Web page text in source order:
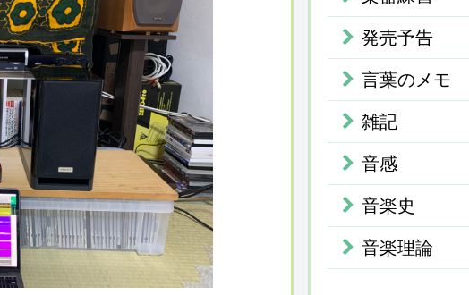
発売予告
言葉のメモ
雑記
音感
音楽史
音楽理論